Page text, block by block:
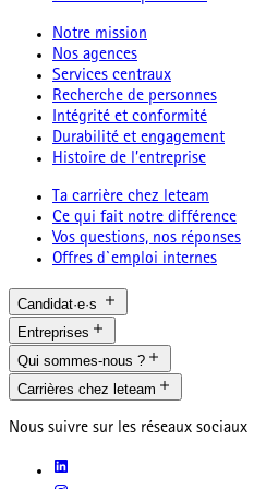
Notre mission
Nos agences
Services centraux
Recherche de personnes
Intégrité et conformité
Durabilité et engagement
Histoire de l’entreprise
Ta carrière chez leteam
Ce qui fait notre différence
Vos questions, nos réponses
Offres d`emploi internes
Candidat·e·s
Entreprises
Qui sommes-nous ?
Carrières chez leteam
Nous suivre sur les réseaux sociaux